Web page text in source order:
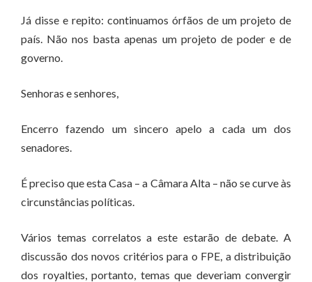
Já disse e repito: continuamos órfãos de um projeto de
país. Não nos basta apenas um projeto de poder e de
governo.
Senhoras e senhores,
Encerro fazendo um sincero apelo a cada um dos
senadores.
É preciso que esta Casa – a Câmara Alta – não se curve às
circunstâncias políticas.
Vários temas correlatos a este estarão de debate. A
discussão dos novos critérios para o FPE, a distribuição
dos royalties, portanto, temas que deveriam convergir